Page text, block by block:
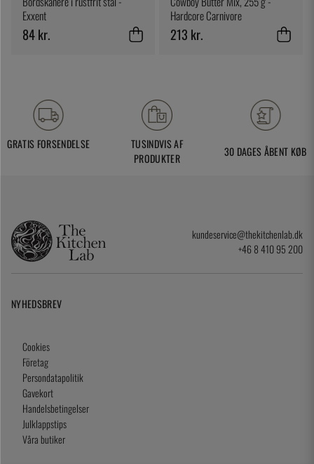
Exxent
84 kr.
Hardcore Carnivore
213 kr.
GRATIS FORSENDELSE
TUSINDVIS AF
PRODUKTER
30 DAGES ÅBENT KØB
kundeservice@thekitchenlab.dk
+46 8 410 95 200
NYHEDSBREV
Cookies
Företag
Persondatapolitik
Gavekort
Handelsbetingelser
Julklappstips
Våra butiker